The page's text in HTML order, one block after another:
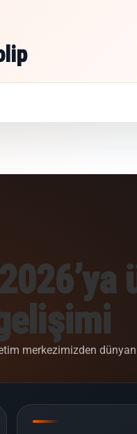
merkezimizden